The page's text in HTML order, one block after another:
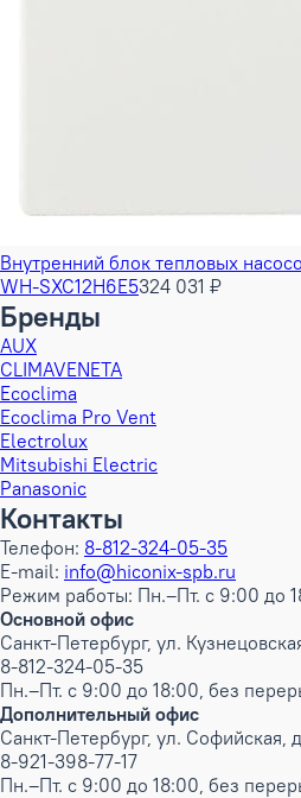
Внутренний блок тепловых
WH-SXC12H6E5324 031 ₽
Бренды
AUX
CLIMAVENETA
Ecoclima
Ecoclima Pro Vent
Electrolux
Mitsubishi Electric
Panasonic
Контакты
Телефон: 8-812-324-05-35
E-mail: info@hiconix-spb.ru
Режим работы: Пн.–Пт. с 9:00 до
Основной офис
Санкт-Петербург, ул.
8-812-324-05-35
Пн.–Пт. с 9:00 до 18:00, без
Дополнительный офис
Санкт-Петербург, ул. Софийская,
8-921-398-77-17
Пн.–Пт. с 9:00 до 18:00, без